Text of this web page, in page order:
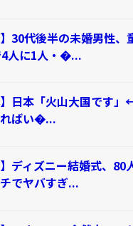
】30代後半の未婚男性、
4人に1人・�...
】日本「火山大国です
ばい�...
】ディズニー結婚式、80
でヤバすぎ...